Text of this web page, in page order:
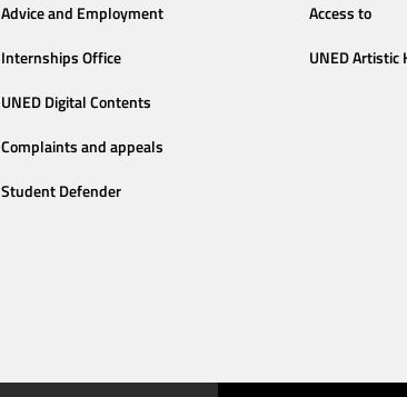
Advice and Employment
Internships Office
UNED Digital Contents
Complaints and appeals
Student Defender
Access to
UNED Artistic